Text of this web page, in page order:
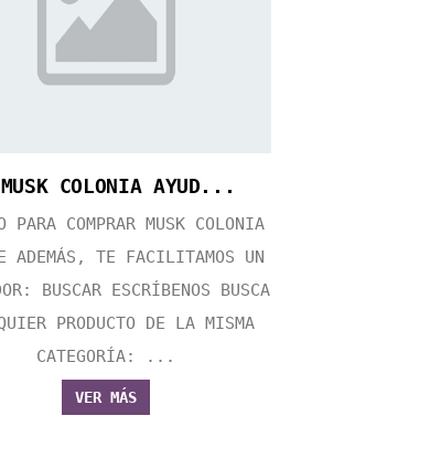
COLONIA AYUD...
PARA COMPRAR MUSK COLONIA
ADEMÁS, TE FACILITAMOS UN
BUSCAR ESCRÍBENOS BUSCA
PRODUCTO DE LA MISMA
CATEGORÍA: ...
VER MÁS